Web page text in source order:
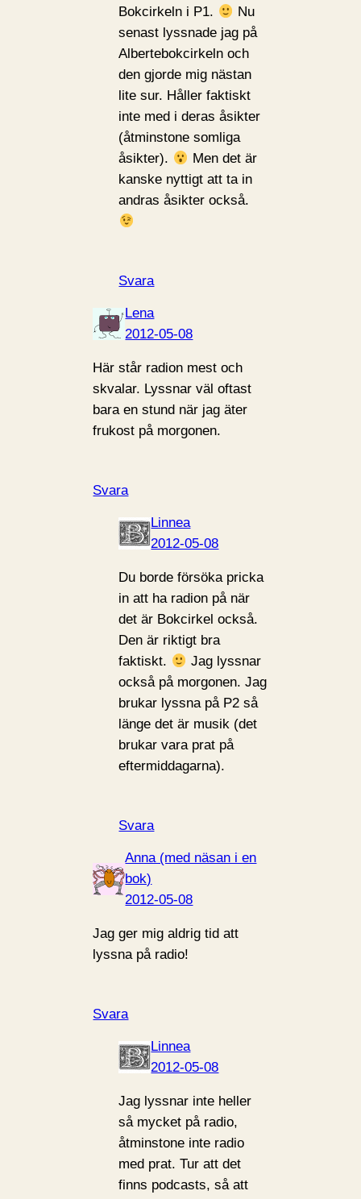
Bokcirkeln i P1.
Nu
senast lyssnade jag på
Albertebokcirkeln och
den gjorde mig nästan
lite sur. Håller faktiskt
inte med i deras åsikter
(åtminstone somliga
åsikter).
Men det är
kanske nyttigt att ta in
andras åsikter också.
Svara
Lena
2012-05-08
Här står radion mest och
skvalar. Lyssnar väl oftast
bara en stund när jag äter
frukost på morgonen.
Svara
Linnea
2012-05-08
Du borde försöka pricka
in att ha radion på när
det är Bokcirkel också.
Den är riktigt bra
faktiskt.
Jag lyssnar
också på morgonen. Jag
brukar lyssna på P2 så
länge det är musik (det
brukar vara prat på
eftermiddagarna).
Svara
Anna (med näsan i en
bok)
2012-05-08
Jag ger mig aldrig tid att
lyssna på radio!
Svara
Linnea
2012-05-08
Jag lyssnar inte heller
så mycket på radio,
åtminstone inte radio
med prat. Tur att det
finns podcasts, så att